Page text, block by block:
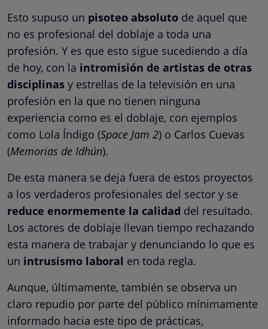
Esto supuso un pisoteo absoluto de aquel que
no es profesional del doblaje a toda una
profesión. Y es que esto sigue sucediendo a día
de hoy, con la intromisión de artistas de otras
disciplinas y estrellas de la televisión en una
profesión en la que no tienen ninguna
experiencia como es el doblaje, con ejemplos
como Lola Índigo (Space Jam 2) o Carlos Cuevas
(Memorias de Idhún).
De esta manera se deja fuera de estos proyectos
a los verdaderos profesionales del sector y se
reduce enormemente la calidad del resultado.
Los actores de doblaje llevan tiempo rechazando
esta manera de trabajar y denunciando lo que es
un intrusismo laboral en toda regla.
Aunque, últimamente, también se observa un
claro repudio por parte del público mínimamente
informado hacia este tipo de prácticas,